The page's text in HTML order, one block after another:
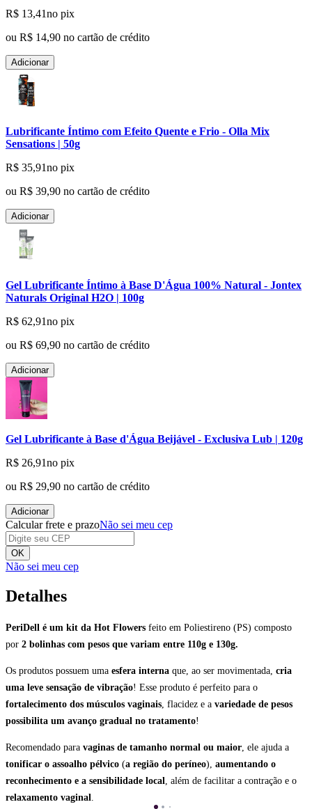
R$ 13,41no pix
ou R$ 14,90 no cartão de crédito
Adicionar
Lubrificante Íntimo com Efeito Quente e Frio - Olla Mix
Sensations | 50g
R$ 35,91no pix
ou R$ 39,90 no cartão de crédito
Adicionar
Gel Lubrificante Íntimo à Base D'Água 100% Natural - Jontex
Naturals Original H2O | 100g
R$ 62,91no pix
ou R$ 69,90 no cartão de crédito
Adicionar
Gel Lubrificante à Base d'Água Beijável - Exclusiva Lub | 120g
R$ 26,91no pix
ou R$ 29,90 no cartão de crédito
Adicionar
Calcular frete e prazoNão sei meu cep
OK
Não sei meu cep
Detalhes
PeriDell é um kit da Hot Flowers feito em Poliestireno (PS) composto
por 2 bolinhas com pesos que variam entre 110g e 130g.
Os produtos possuem uma esfera interna que, ao ser movimentada, cria
uma leve sensação de vibração! Esse produto é perfeito para o
fortalecimento dos músculos vaginais, flacidez e a variedade de pesos
possibilita um avanço gradual no tratamento!
Recomendado para vaginas de tamanho normal ou maior, ele ajuda a
tonificar o assoalho pélvico (a região do períneo), aumentando o
reconhecimento e a sensibilidade local, além de facilitar a contração e o
relaxamento vaginal.